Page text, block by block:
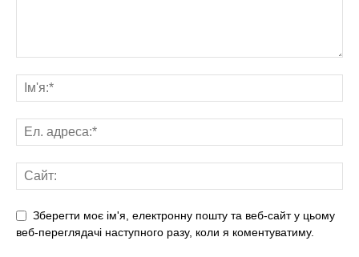
Зберегти моє ім'я, електронну пошту та веб-сайт у цьому
веб-переглядачі наступного разу, коли я коментуватиму.